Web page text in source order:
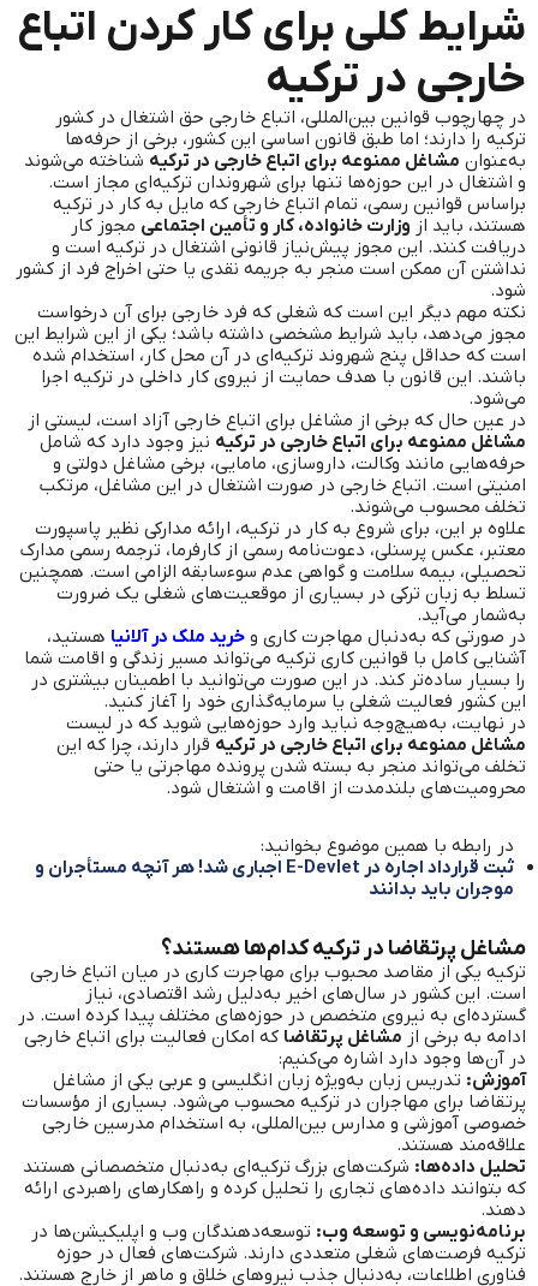
شرایط کلی برای کار کردن اتباع
خارجی در ترکیه
در چهارچوب قوانین بین‌المللی، اتباع خارجی حق اشتغال در کشور
ترکیه را دارند؛ اما طبق قانون اساسی این کشور، برخی از حرفه‌ها
به‌عنوان مشاغل ممنوعه برای اتباع خارجی در ترکیه شناخته می‌شوند
و اشتغال در این حوزه‌ها تنها برای شهروندان ترکیه‌ای مجاز است.
براساس قوانین رسمی، تمام اتباع خارجی که مایل به کار در ترکیه
هستند، باید از وزارت خانواده، کار و تأمین اجتماعی مجوز کار
دریافت کنند. این مجوز پیش‌نیاز قانونی اشتغال در ترکیه است و
نداشتن آن ممکن است منجر به جریمه نقدی یا حتی اخراج فرد از کشور
شود.
نکته مهم دیگر این است که شغلی که فرد خارجی برای آن درخواست
مجوز می‌دهد، باید شرایط مشخصی داشته باشد؛ یکی از این شرایط این
است که حداقل پنج شهروند ترکیه‌ای در آن محل کار، استخدام شده
باشند. این قانون با هدف حمایت از نیروی کار داخلی در ترکیه اجرا
می‌شود.
در عین حال که برخی از مشاغل برای اتباع خارجی آزاد است، لیستی از
مشاغل ممنوعه برای اتباع خارجی در ترکیه نیز وجود دارد که شامل
حرفه‌هایی مانند وکالت، داروسازی، مامایی، برخی مشاغل دولتی و
امنیتی است. اتباع خارجی در صورت اشتغال در این مشاغل، مرتکب
تخلف محسوب می‌شوند.
علاوه بر این، برای شروع به کار در ترکیه، ارائه مدارکی نظیر پاسپورت
معتبر، عکس پرسنلی، دعوت‌نامه رسمی از کارفرما، ترجمه رسمی مدارک
تحصیلی، بیمه سلامت و گواهی عدم سوء‌سابقه الزامی است. همچنین
تسلط به زبان ترکی در بسیاری از موقعیت‌های شغلی یک ضرورت
به‌شمار می‌آید.
در صورتی که به‌دنبال مهاجرت کاری و خرید ملک در آلانیا هستید،
آشنایی کامل با قوانین کاری ترکیه می‌تواند مسیر زندگی و اقامت شما
را بسیار ساده‌تر کند. در این صورت می‌توانید با اطمینان بیشتری در
این کشور فعالیت شغلی یا سرمایه‌گذاری خود را آغاز کنید.
در نهایت، به‌هیچ‌وجه نباید وارد حوزه‌هایی شوید که در لیست
مشاغل ممنوعه برای اتباع خارجی در ترکیه قرار دارند، چرا که این
تخلف می‌تواند منجر به بسته شدن پرونده مهاجرتی یا حتی
محرومیت‌های بلندمدت از اقامت و اشتغال شود.
در رابطه با همین موضوع بخوانید:
ثبت قرارداد اجاره در E-Devlet اجباری شد! هر آنچه مستأجران و
موجران باید بدانند
مشاغل پرتقاضا در ترکیه کدام‌ها هستند؟
ترکیه یکی از مقاصد محبوب برای مهاجرت کاری در میان اتباع خارجی
است. این کشور در سال‌های اخیر به‌دلیل رشد اقتصادی، نیاز
گسترده‌ای به نیروی متخصص در حوزه‌های مختلف پیدا کرده است. در
ادامه به برخی از مشاغل پرتقاضا که امکان فعالیت برای اتباع خارجی
در آن‌ها وجود دارد اشاره می‌کنیم:
آموزش: تدریس زبان به‌ویژه زبان انگلیسی و عربی یکی از مشاغل
پرتقاضا برای مهاجران در ترکیه محسوب می‌شود. بسیاری از مؤسسات
خصوصی آموزشی و مدارس بین‌المللی، به استخدام مدرسین خارجی
علاقه‌مند هستند.
تحلیل داده‌ها: شرکت‌های بزرگ ترکیه‌ای به‌دنبال متخصصانی هستند
که بتوانند داده‌های تجاری را تحلیل کرده و راهکارهای راهبردی ارائه
دهند.
برنامه‌نویسی و توسعه وب: توسعه‌دهندگان وب و اپلیکیشن‌ها در
ترکیه فرصت‌های شغلی متعددی دارند. شرکت‌های فعال در حوزه
فناوری اطلاعات، به‌دنبال جذب نیروهای خلاق و ماهر از خارج هستند.